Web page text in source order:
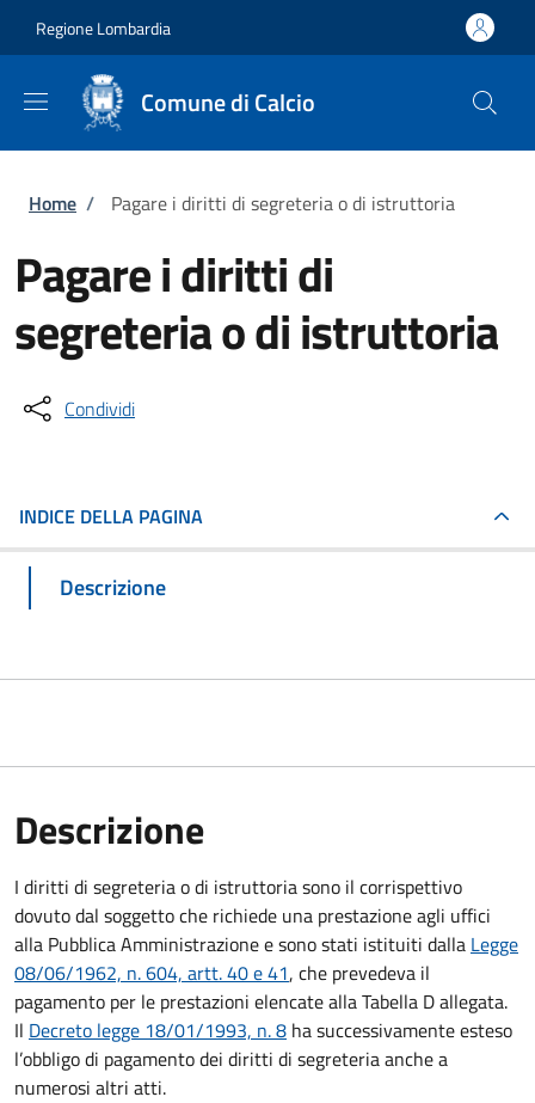
Regione Lombardia
Comune di Calcio
Briciole di pane
Home / Pagare i diritti di segreteria o di istruttoria
Pagare i diritti di
segreteria o di istruttoria
Condividi
INDICE DELLA PAGINA
Descrizione
Descrizione
I diritti di segreteria o di istruttoria sono il corrispettivo
dovuto dal soggetto che richiede una prestazione agli uffici
alla Pubblica Amministrazione e sono stati istituiti dalla Legge
08/06/1962, n. 604, artt. 40 e 41, che prevedeva il
pagamento per le prestazioni elencate alla Tabella D allegata.
Il Decreto legge 18/01/1993, n. 8 ha successivamente esteso
l’obbligo di pagamento dei diritti di segreteria anche a
numerosi altri atti.